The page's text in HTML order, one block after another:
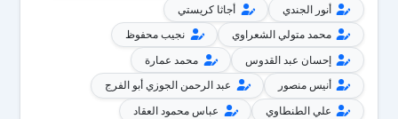
أنور الجندي
أجاثا كريستي
محمد متولي الشعراوي
نجيب محفوظ
إحسان عبد القدوس
محمد عمارة
أنيس منصور
عبد الرحمن الجوزي أبو الفرج
علي الطنطاوي
عباس محمود العقاد